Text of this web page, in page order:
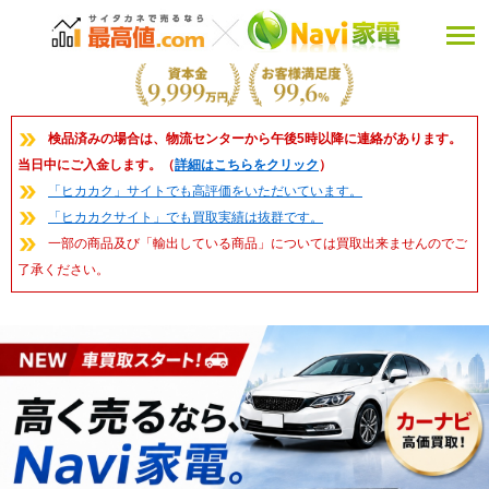
検品済みの場合は、物流センターから午後5時以降に連絡があります。
当日中にご入金します。（詳細はこちらをクリック ）
「ヒカカク」サイトでも高評価をいただいています。
「ヒカカクサイト」でも買取実績は抜群です。
一部の商品及び「輸出している商品」については買取出来ませんのでご
了承ください。